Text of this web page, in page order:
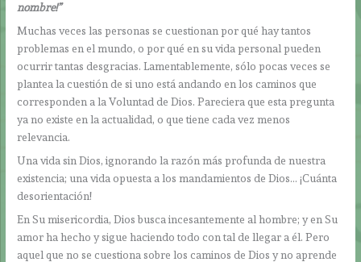
nombre!”
Muchas veces las personas se cuestionan por qué hay tantos
problemas en el mundo, o por qué en su vida personal pueden
ocurrir tantas desgracias. Lamentablemente, sólo pocas veces se
plantea la cuestión de si uno está andando en los caminos que
corresponden a la Voluntad de Dios. Pareciera que esta pregunta
ya no existe en la actualidad, o que tiene cada vez menos
relevancia.
Una vida sin Dios, ignorando la razón más profunda de nuestra
existencia; una vida opuesta a los mandamientos de Dios… ¡Cuánta
desorientación!
En Su misericordia, Dios busca incesantemente al hombre; y en Su
amor ha hecho y sigue haciendo todo con tal de llegar a él. Pero
aquel que no se cuestiona sobre los caminos de Dios y no aprende